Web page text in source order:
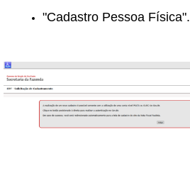
"Cadastro Pessoa Física".